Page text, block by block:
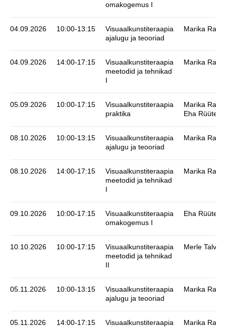
omakogemus I
04.09.2026 10:00-13:15
Visuaalkunstiteraapia
ajalugu ja teooriad
Marika
04.09.2026 14:00-17:15
Visuaalkunstiteraapia
meetodid ja tehnikad
I
Marika
05.09.2026 10:00-17:15
Visuaalkunstiteraapia
praktika
Marika
Eha Rüütel
08.10.2026 10:00-13:15
Visuaalkunstiteraapia
ajalugu ja teooriad
Marika
08.10.2026 14:00-17:15
Visuaalkunstiteraapia
meetodid ja tehnikad
I
Marika
09.10.2026 10:00-17:15
Visuaalkunstiteraapia
omakogemus I
Eha Rüütel
10.10.2026 10:00-17:15
Visuaalkunstiteraapia
meetodid ja tehnikad
II
Merle Talvik
05.11.2026 10:00-13:15
Visuaalkunstiteraapia
ajalugu ja teooriad
Marika
05.11.2026 14:00-17:15
Visuaalkunstiteraapia
Marika